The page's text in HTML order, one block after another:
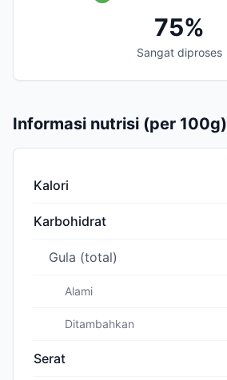
75%
Sangat diproses
Informasi nutrisi (per 100g)
Kalori
Karbohidrat
Gula (total)
Alami
Ditambahkan
Serat